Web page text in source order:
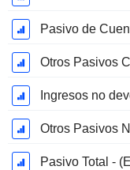
Pasivo de
Ingresos no
Pasivo Total -